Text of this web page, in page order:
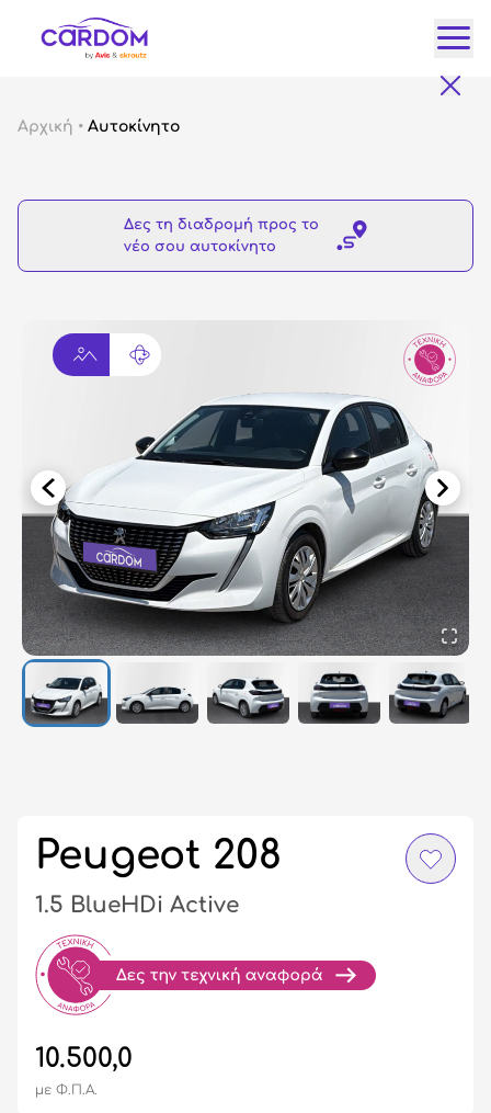
City
Αρχική • Αυτοκίνητο
Δες τη διαδρομή προς το
νέο σου αυτοκίνητο
Peugeot 208
1.5 BlueHDi Active
10.500,0
με Φ.Π.Α.